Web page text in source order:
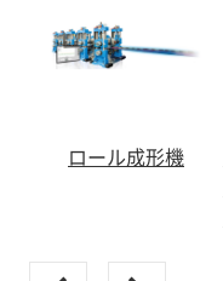
ロール成形機